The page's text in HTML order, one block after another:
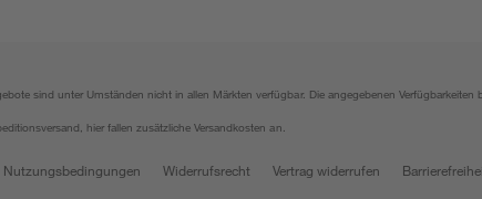
sind unter Umständen nicht in allen Märkten verfügbar. Die angegebenen
hier fallen zusätzliche Versandkosten an.
Nutzungsbedingungen Widerrufsrecht Vertrag widerrufen